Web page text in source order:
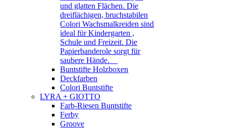
und glatten Flächen. Die
dreiflächigen, bruchstabilen
Colori Wachsmalkreiden sind
ideal für Kindergarten ,
Schule und Freizeit. Die
Papierbanderole sorgt für
saubere Hände.
Buntstifte Holzboxen
Deckfarben
Colori Buntstifte
LYRA + GIOTTO
Farb-Riesen Buntstifte
Ferby
Groove